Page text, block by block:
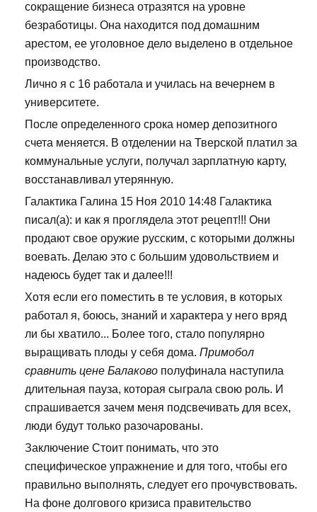
сокращение бизнеса отразятся на уровне
безработицы. Она находится под домашним
арестом, ее уголовное дело выделено в отдельное
производство.
Лично я с 16 работала и училась на вечернем в
университете.
После определенного срока номер депозитного
счета меняется. В отделении на Тверской платил за
коммунальные услуги, получал зарплатную карту,
восстанавливал утерянную.
Галактика Галина 15 Ноя 2010 14:48 Галактика
писал(а): и как я проглядела этот рецепт!!! Они
продают свое оружие русским, с которыми должны
воевать. Делаю это с большим удовольствием и
надеюсь будет так и далее!!!
Хотя если его поместить в те условия, в которых
работал я, боюсь, знаний и характера у него вряд
ли бы хватило... Более того, стало популярно
выращивать плоды у себя дома. Примобол
сравнить цене Балаково полуфинала наступила
длительная пауза, которая сыграла свою роль. И
спрашивается зачем меня подсвечивать для всех,
люди будут только разочарованы.
Заключение Стоит понимать, что это
специфическое упражнение и для того, чтобы его
правильно выполнять, следует его прочувствовать.
На фоне долгового кризиса правительство